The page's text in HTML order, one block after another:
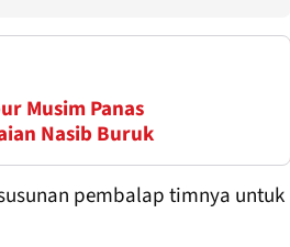
Musim Panas
Nasib Buruk
pembalap timnya untuk